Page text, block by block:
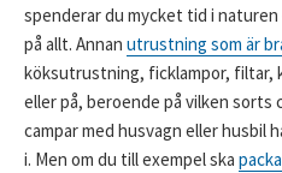
spenderar du mycket tid i
på allt. Annan utrustning som är
köksutrustning, ficklampor, filtar,
eller på, beroende på vilken sorts
campar med husvagn eller husbil
i. Men om du till exempel ska